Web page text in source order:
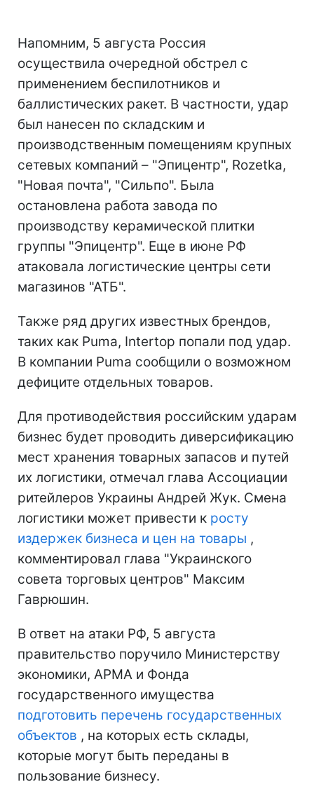
Напомним, 5 августа Россия
осуществила очередной обстрел с
применением беспилотников и
баллистических ракет. В частности, удар
был нанесен по складским и
производственным помещениям крупных
сетевых компаний – "Эпицентр", Rozetka,
"Новая почта", "Сильпо". Была
остановлена работа завода по
производству керамической плитки
группы "Эпицентр". Еще в июне РФ
атаковала логистические центры сети
магазинов "АТБ".
Также ряд других известных брендов,
таких как Puma, Intertop попали под удар.
В компании Puma сообщили о возможном
дефиците отдельных товаров.
Для противодействия российским ударам
бизнес будет проводить диверсификацию
мест хранения товарных запасов и путей
их логистики, отмечал глава Ассоциации
ритейлеров Украины Андрей Жук. Смена
логистики может привести к росту
издержек бизнеса и цен на товары ,
комментировал глава "Украинского
совета торговых центров" Максим
Гаврюшин.
В ответ на атаки РФ, 5 августа
правительство поручило Министерству
экономики, АРМА и Фонда
государственного имущества
подготовить перечень государственных
объектов , на которых есть склады,
которые могут быть переданы в
пользование бизнесу.